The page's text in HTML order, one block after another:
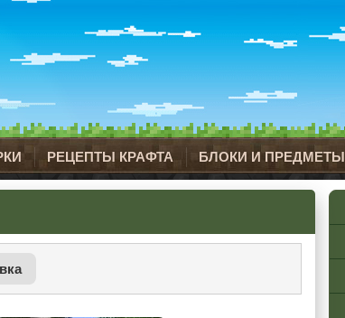
РЕЦЕПТЫ КРАФТА БЛОКИ И ПРЕДМЕТЫ